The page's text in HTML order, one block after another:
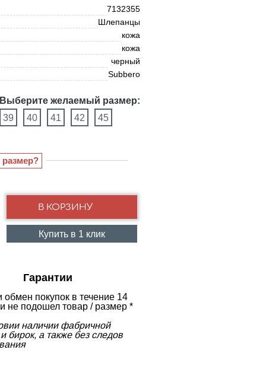
7132355
Шлепанцы
кожа
кожа
черный
Subbero
Выберите желаемый размер:
39 40 41 42 45
Купить в 1 клик
Гарантии
обмен покупок в течение 14
не подошел товар / размер *
наличии фабричной
бирок, а также без следов